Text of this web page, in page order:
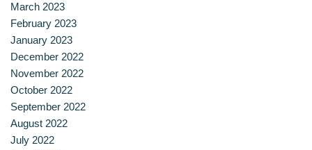
March 2023
February 2023
January 2023
December 2022
November 2022
October 2022
September 2022
August 2022
July 2022